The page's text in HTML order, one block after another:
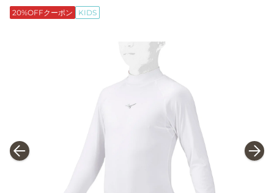
20%OFFクーポン KIDS